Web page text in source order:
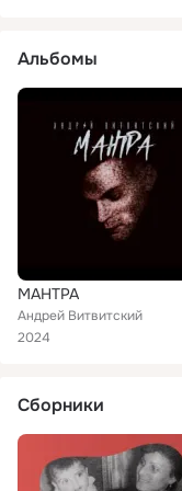
Альбомы
МАНТРА
Андрей Витвитский
2024
Сборники